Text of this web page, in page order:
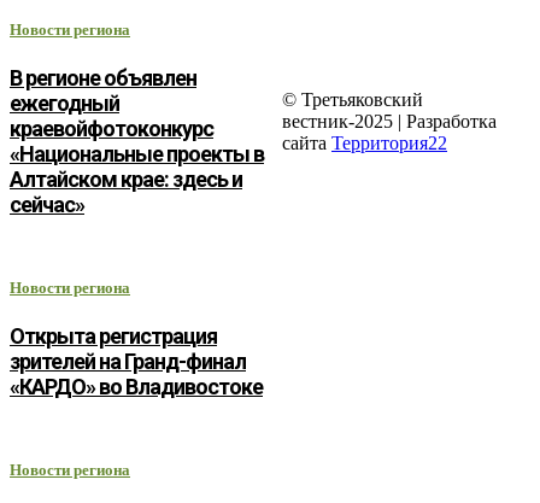
Новости региона
В регионе объявлен
ежегодный
краевойфотоконкурс
«Национальные проекты в
Алтайском крае: здесь и
сейчас»
Новости региона
Открыта регистрация
зрителей на Гранд-финал
«КАРДО» во Владивостоке
Новости региона
© Третьяковский
вестник-2025 | Разработка
сайта Территория22